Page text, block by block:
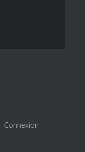
Connexion